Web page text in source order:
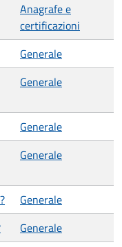
Anagrafe e
certificazioni
Generale
Generale
Generale
Generale
Generale
Generale